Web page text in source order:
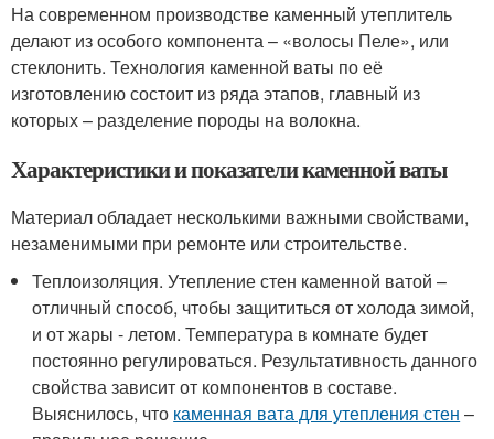
На современном производстве каменный утеплитель
делают из особого компонента – «волосы Пеле», или
стеклонить. Технология каменной ваты по её
изготовлению состоит из ряда этапов, главный из
которых – разделение породы на волокна.
Характеристики и показатели каменной ваты
Материал обладает несколькими важными свойствами,
незаменимыми при ремонте или строительстве.
Теплоизоляция. Утепление стен каменной ватой –
отличный способ, чтобы защититься от холода зимой,
и от жары - летом. Температура в комнате будет
постоянно регулироваться. Результативность данного
свойства зависит от компонентов в составе.
Выяснилось, что каменная вата для утепления стен –